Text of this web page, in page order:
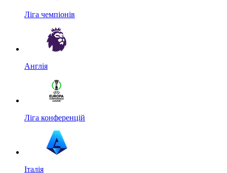
Ліга чемпіонів
Англія
Ліга конференцій
Італія